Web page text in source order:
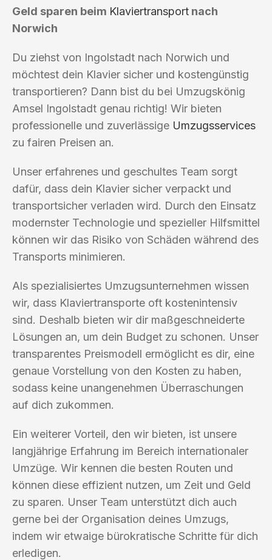
Geld sparen beim Klaviertransport nach
Norwich
Du ziehst von Ingolstadt nach Norwich und
möchtest dein Klavier sicher und kostengünstig
transportieren? Dann bist du bei Umzugskönig
Amsel Ingolstadt genau richtig! Wir bieten
professionelle und zuverlässige Umzugsservices
zu fairen Preisen an.
Unser erfahrenes und geschultes Team sorgt
dafür, dass dein Klavier sicher verpackt und
transportsicher verladen wird. Durch den Einsatz
modernster Technologie und spezieller Hilfsmittel
können wir das Risiko von Schäden während des
Transports minimieren.
Als spezialisiertes Umzugsunternehmen wissen
wir, dass Klaviertransporte oft kostenintensiv
sind. Deshalb bieten wir dir maßgeschneiderte
Lösungen an, um dein Budget zu schonen. Unser
transparentes Preismodell ermöglicht es dir, eine
genaue Vorstellung von den Kosten zu haben,
sodass keine unangenehmen Überraschungen
auf dich zukommen.
Ein weiterer Vorteil, den wir bieten, ist unsere
langjährige Erfahrung im Bereich internationaler
Umzüge. Wir kennen die besten Routen und
können diese effizient nutzen, um Zeit und Geld
zu sparen. Unser Team unterstützt dich auch
gerne bei der Organisation deines Umzugs,
indem wir etwaige bürokratische Schritte für dich
erledigen.